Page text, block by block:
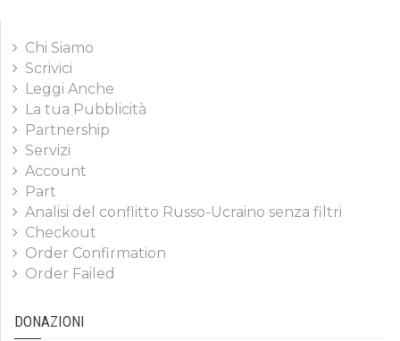
Chi Siamo
Scrivici
Leggi Anche
La tua Pubblicità
Partnership
Servizi
Account
Part
Analisi del conflitto Russo-Ucraino senza filtri
Checkout
Order Confirmation
Order Failed
DONAZIONI